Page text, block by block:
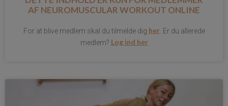
AF NEUROMUSCULAR WORKOUT ONLINE
For at blive medlem skal du tilmelde dig her. Er du allerede
medlem? Log ind her